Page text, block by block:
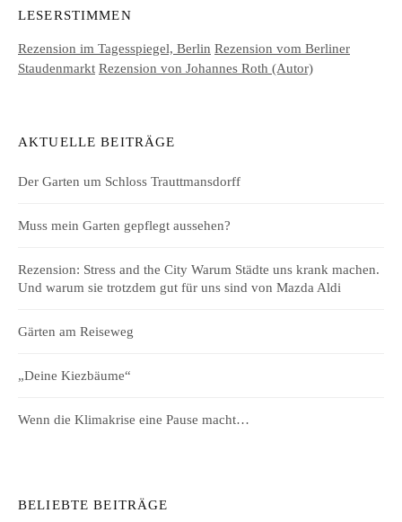
LESERSTIMMEN
Rezension im Tagesspiegel, Berlin Rezension vom Berliner
Staudenmarkt Rezension von Johannes Roth (Autor)
AKTUELLE BEITRÄGE
Der Garten um Schloss Trauttmansdorff
Muss mein Garten gepflegt aussehen?
Rezension: Stress and the City Warum Städte uns krank machen.
Und warum sie trotzdem gut für uns sind von Mazda Aldi
Gärten am Reiseweg
„Deine Kiezbäume“
Wenn die Klimakrise eine Pause macht…
BELIEBTE BEITRÄGE